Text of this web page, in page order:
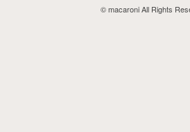
© macaroni All Rights